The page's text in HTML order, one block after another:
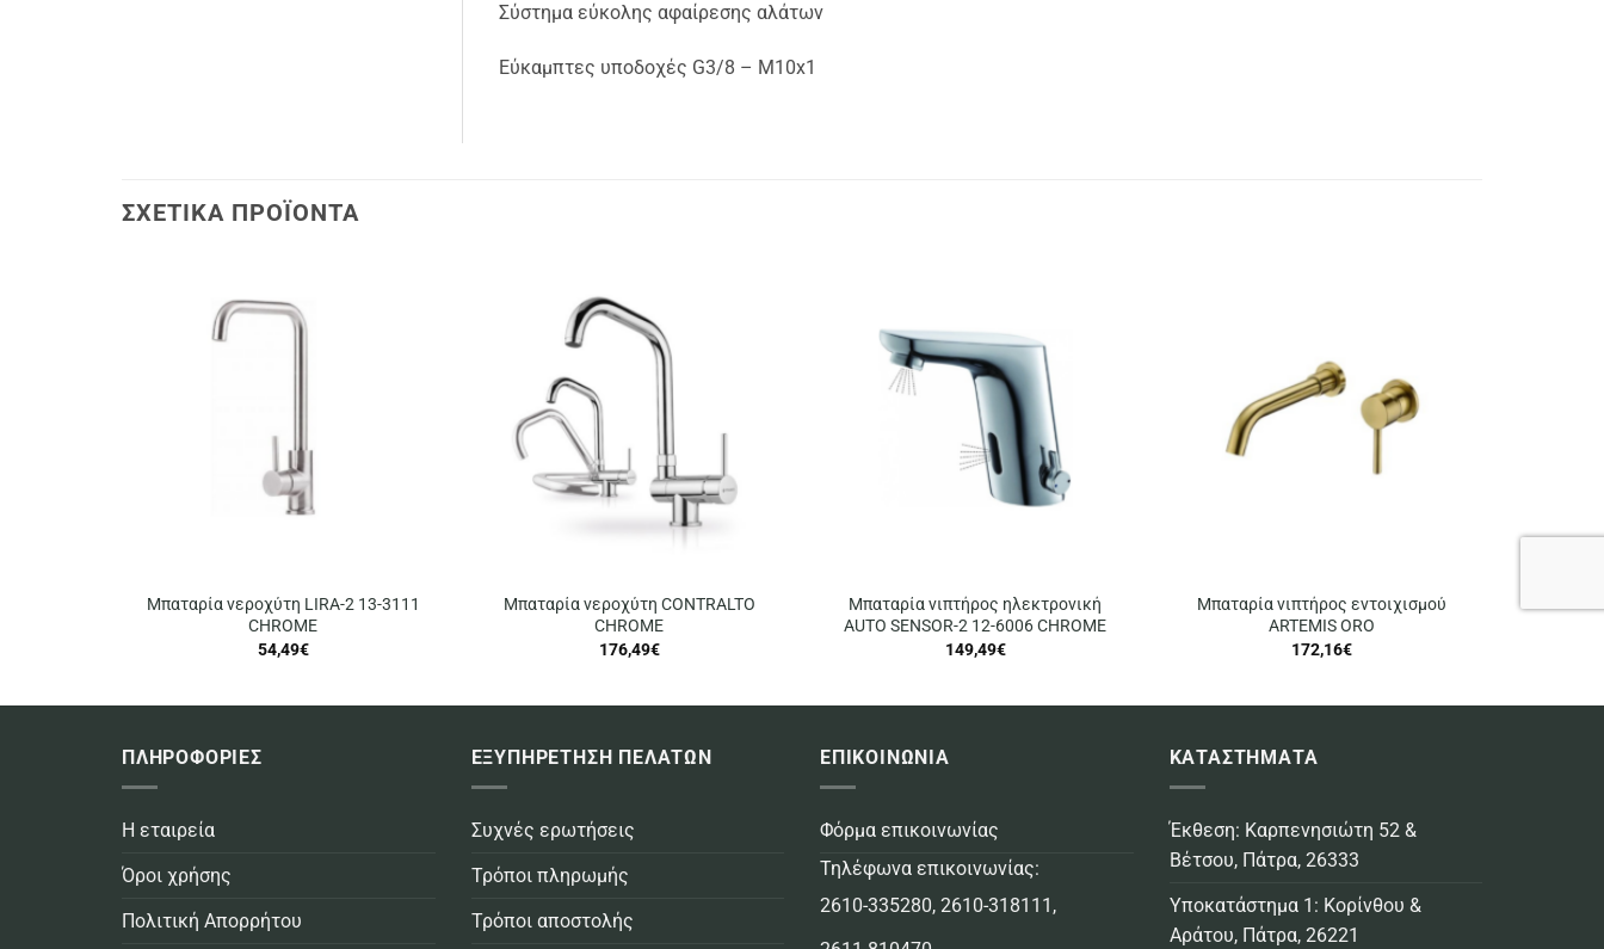
Σύστημα εύκολης αφαίρεσης αλάτων
Εύκαμπτες υποδοχές G3/8 – M10x1
ΣΧΕΤΙΚΆ ΠΡΟΪΌΝΤΑ
Μπαταρία νεροχύτη LIRA-2 13-3111
CHROME
54,49€
Μπαταρία νεροχύτη CONTRALTO
CHROME
176,49€
Μπαταρία νιπτήρος ηλεκτρονική
AUTO SENSOR-2 12-6006 CHROME
149,49€
Μπαταρία νιπτήρος εντοιχισμού
ARTEMIS ORO
172,16€
ΠΛΗΡΟΦΟΡΙΕΣ
Η εταιρεία
Όροι χρήσης
Πολιτική Απορρήτου
ΕΞΥΠΗΡΕΤΗΣΗ ΠΕΛΑΤΩΝ
Συχνές ερωτήσεις
Τρόποι πληρωμής
Τρόποι αποστολής
ΕΠΙΚΟΙΝΩΝΙΑ
Φόρμα επικοινωνίας
Τηλέφωνα επικοινωνίας:
2610-335280, 2610-318111 ,
ΚΑΤΑΣΤΗΜΑΤΑ
Έκθεση: Καρπενησιώτη 52 &
Βέτσου, Πάτρα, 26333
Υποκατάστημα 1: Κορίνθου &
Αράτου, Πάτρα, 26221